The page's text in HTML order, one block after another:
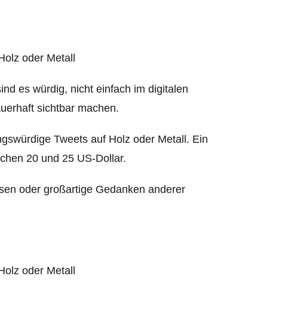
es würdig, nicht einfach im digitalen
sichtbar machen.
Tweets auf Holz oder Metall. Ein
20 und 25 US-Dollar.
oder großartige Gedanken anderer